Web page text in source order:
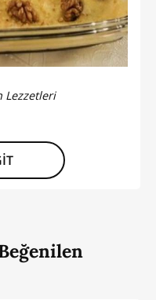
Lezzetleri